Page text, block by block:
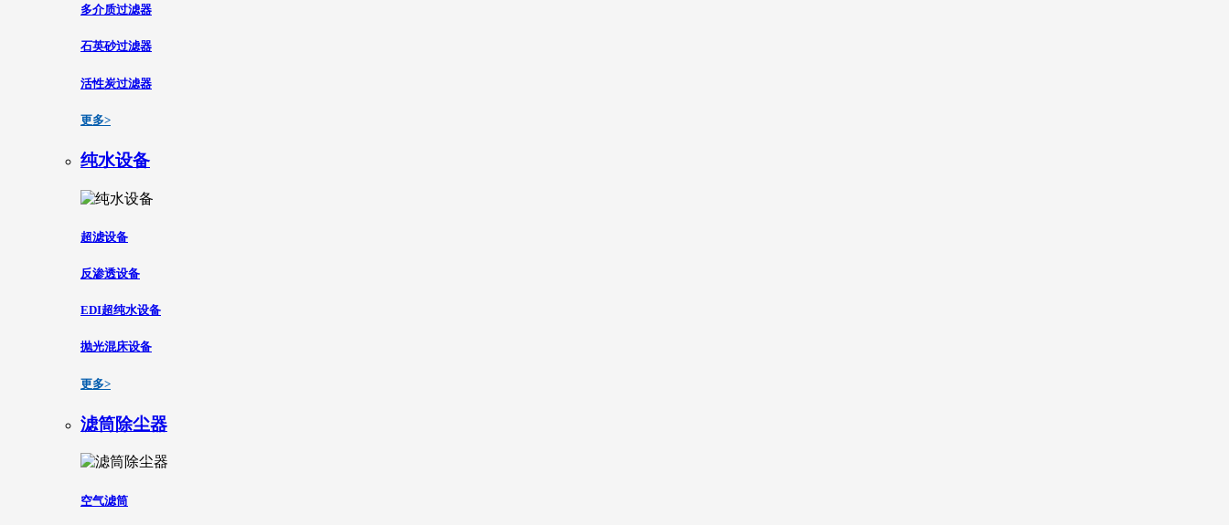
多介质过滤器
石英砂过滤器
活性炭过滤器
更多>
纯水设备
超滤设备
反渗透设备
EDI超纯水设备
抛光混床设备
更多>
滤筒除尘器
空气滤筒